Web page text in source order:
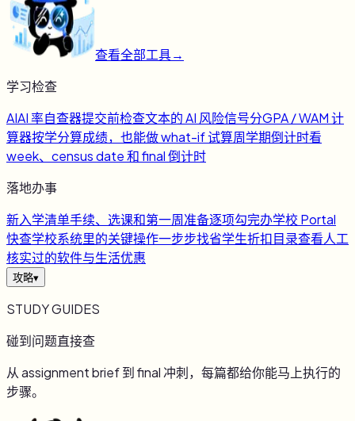
查看全部工具→
学习检查
AIAI 率自查器提交前检查文本的 AI 风险信号分GPA / WAM 计
算器按学分算成绩，也能做 what-if 试算周学期倒计时看
week、census date 和 final 倒计时
落地办事
新入学清单手续、选课和第一周准备逐项勾完办学校 Portal
快查学校系统里的关键操作一步步找省学生折扣目录查看人工
核实过的软件与生活优惠
攻略▾
STUDY GUIDES
碰到问题直接查
从 assignment brief 到 final 冲刺，每篇都给你能马上执行的
步骤。